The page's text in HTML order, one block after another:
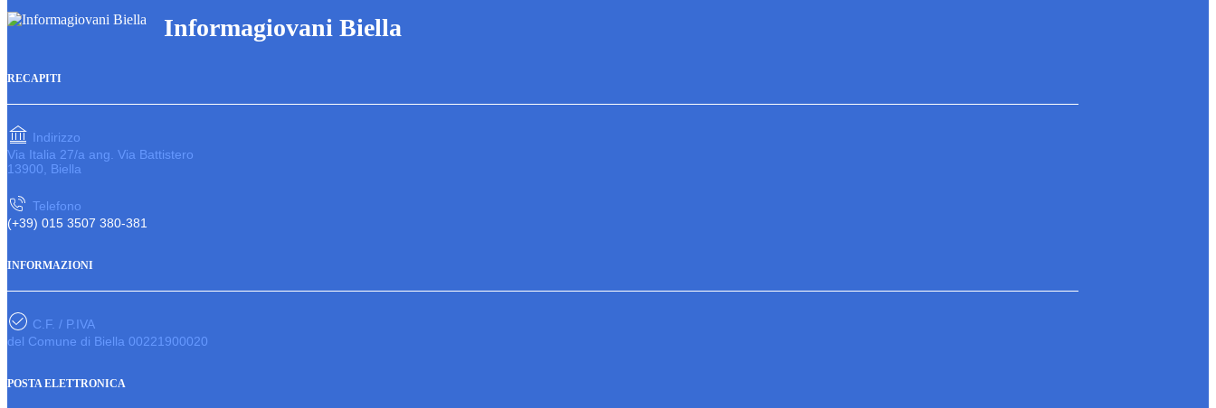
Informagiovani Biella
RECAPITI
Indirizzo
Via Italia 27/a ang. Via Battistero
13900, Biella
Telefono
(+39) 015 3507 380-381
INFORMAZIONI
C.F. / P.IVA
del Comune di Biella 00221900020
POSTA ELETTRONICA